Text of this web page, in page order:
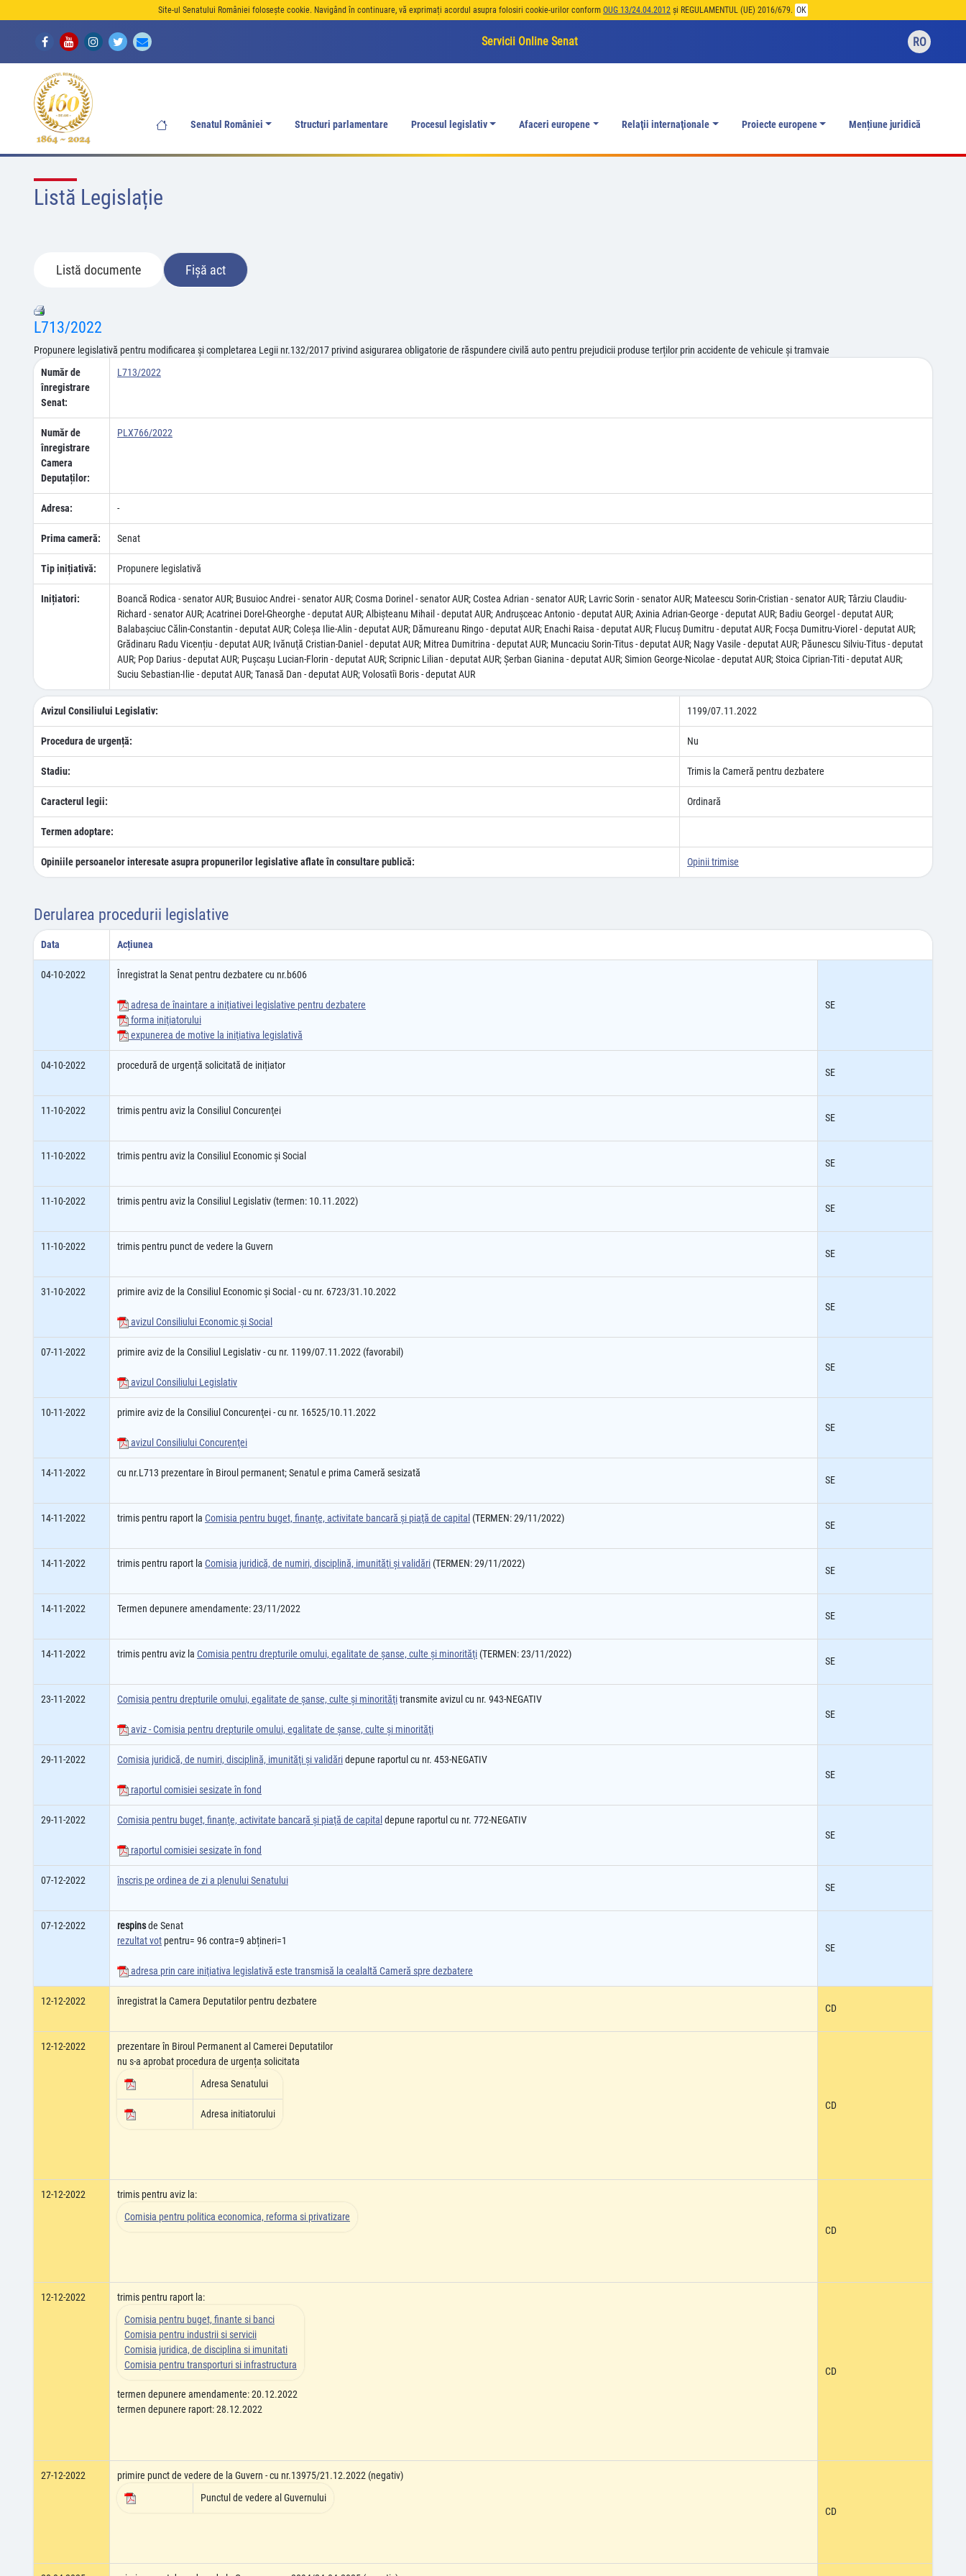
Site-ul Senatului României folosește cookie. Navigând în continuare, vă exprimați acordul asupra folosiri cookie-urilor conform OUG 13/24.04.2012 și REGULAMENTUL (UE) 2016/679. OK
Servicii Online Senat RO
Senatul României Structuri parlamentare Procesul legislativ Afaceri europene Relaţii internaţionale Proiecte europene Mențiune juridică
Listă Legislație
Listă documente Fișă act
L713/2022
Propunere legislativă pentru modificarea și completarea Legii nr.132/2017 privind asigurarea obligatorie de răspundere civilă auto pentru prejudicii produse terților prin accidente de vehicule și tramvaie
Număr de
înregistrare
Senat:
L713/2022
Număr de
înregistrare
Camera
Deputaților:
PLX766/2022
Adresa: -
Prima cameră: Senat
Tip inițiativă: Propunere legislativă
Inițiatori:
Boancă Rodica - senator AUR; Busuioc Andrei - senator AUR; Cosma Dorinel - senator AUR; Costea Adrian - senator AUR; Lavric Sorin - senator AUR; Mateescu Sorin-Cristian - senator AUR; Târziu Claudiu-
Richard - senator AUR; Acatrinei Dorel-Gheorghe - deputat AUR; Albişteanu Mihail - deputat AUR; Andruşceac Antonio - deputat AUR; Axinia Adrian-George - deputat AUR; Badiu Georgel - deputat AUR;
Balabaşciuc Călin-Constantin - deputat AUR; Coleşa Ilie-Alin - deputat AUR; Dămureanu Ringo - deputat AUR; Enachi Raisa - deputat AUR; Flucuş Dumitru - deputat AUR; Focşa Dumitru-Viorel - deputat AUR;
Grădinaru Radu Vicențiu - deputat AUR; Ivănuţă Cristian-Daniel - deputat AUR; Mitrea Dumitrina - deputat AUR; Muncaciu Sorin-Titus - deputat AUR; Nagy Vasile - deputat AUR; Păunescu Silviu-Titus - deputat
AUR; Pop Darius - deputat AUR; Puşcaşu Lucian-Florin - deputat AUR; Scripnic Lilian - deputat AUR; Şerban Gianina - deputat AUR; Simion George-Nicolae - deputat AUR; Stoica Ciprian-Titi - deputat AUR;
Suciu Sebastian-Ilie - deputat AUR; Tanasă Dan - deputat AUR; Volosatîi Boris - deputat AUR
Avizul Consiliului Legislativ: 1199/07.11.2022
Procedura de urgență: Nu
Stadiu: Trimis la Cameră pentru dezbatere
Caracterul legii: Ordinară
Termen adoptare:
Opiniile persoanelor interesate asupra propunerilor legislative aflate în consultare publică: Opinii trimise
Derularea procedurii legislative
Data Acțiunea
04-10-2022 Înregistrat la Senat pentru dezbatere cu nr.b606
adresa de înaintare a iniţiativei legislative pentru dezbatere
forma iniţiatorului
expunerea de motive la iniţiativa legislativă
SE
04-10-2022 procedură de urgență solicitată de inițiator
SE
11-10-2022 trimis pentru aviz la Consiliul Concurenţei
SE
11-10-2022 trimis pentru aviz la Consiliul Economic şi Social
SE
11-10-2022 trimis pentru aviz la Consiliul Legislativ (termen: 10.11.2022)
SE
11-10-2022 trimis pentru punct de vedere la Guvern
SE
31-10-2022 primire aviz de la Consiliul Economic şi Social - cu nr. 6723/31.10.2022
avizul Consiliului Economic şi Social
SE
07-11-2022 primire aviz de la Consiliul Legislativ - cu nr. 1199/07.11.2022 (favorabil)
avizul Consiliului Legislativ
SE
10-11-2022 primire aviz de la Consiliul Concurenţei - cu nr. 16525/10.11.2022
avizul Consiliului Concurenţei
SE
14-11-2022 cu nr.L713 prezentare în Biroul permanent; Senatul e prima Cameră sesizată
SE
14-11-2022 trimis pentru raport la Comisia pentru buget, finanţe, activitate bancară şi piaţă de capital (TERMEN: 29/11/2022)
SE
14-11-2022 trimis pentru raport la Comisia juridică, de numiri, disciplină, imunităţi şi validări (TERMEN: 29/11/2022)
SE
14-11-2022 Termen depunere amendamente: 23/11/2022
SE
14-11-2022 trimis pentru aviz la Comisia pentru drepturile omului, egalitate de şanse, culte şi minorităţi (TERMEN: 23/11/2022)
SE
23-11-2022 Comisia pentru drepturile omului, egalitate de șanse, culte şi minorităţitransmite avizul cu nr. 943-NEGATIV
aviz - Comisia pentru drepturile omului, egalitate de şanse, culte şi minorităţi
SE
29-11-2022 Comisia juridică, de numiri, disciplină, imunităţi şi validăridepune raportul cu nr. 453-NEGATIV
raportul comisiei sesizate în fond
SE
29-11-2022 Comisia pentru buget, finanţe, activitate bancară şi piaţă de capital depune raportul cu nr. 772-NEGATIV
raportul comisiei sesizate în fond
SE
07-12-2022 înscris pe ordinea de zi a plenului Senatului
SE
07-12-2022 respinsde Senat
rezultat vot pentru= 96 contra=9 abțineri=1
adresa prin care iniţiativa legislativă este transmisă la cealaltă Cameră spre dezbatere
SE
12-12-2022 înregistrat la Camera Deputatilor pentru dezbatere
CD
12-12-2022
prezentare în Biroul Permanent al Camerei Deputatilor
nu s-a aprobat procedura de urgența solicitata
Adresa Senatului
Adresa initiatorului
CD
12-12-2022
trimis pentru aviz la:
Comisia pentru politica economica, reforma si privatizare
CD
12-12-2022
trimis pentru raport la:
Comisia pentru buget, finante si banci
Comisia pentru industrii si servicii
Comisia juridica, de disciplina si imunitati
Comisia pentru transporturi si infrastructura
termen depunere amendamente: 20.12.2022
termen depunere raport: 28.12.2022
CD
27-12-2022
primire punct de vedere de la Guvern - cu nr.13975/21.12.2022 (negativ)
Punctul de vedere al Guvernului
CD